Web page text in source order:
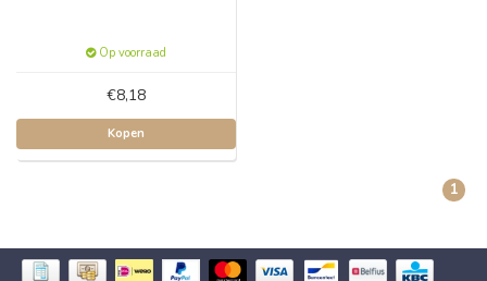
Op voorraad
€8,18
Kopen
1